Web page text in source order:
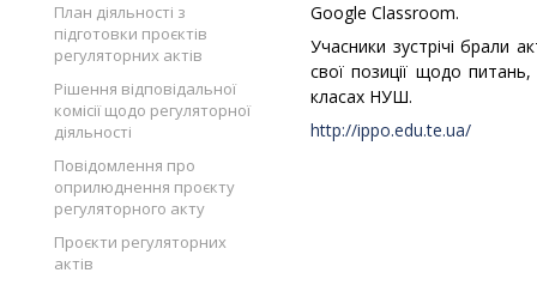
План діяльності з
підготовки проєктів
регуляторних актів
Рішення відповідальної
комісії щодо регуляторної
діяльності
Повідомлення про
оприлюднення проєкту
регуляторного акту
Проєкти регуляторних
актів
Google Classroom.
Учасники зустрічі брали
свої позиції щодо
класах НУШ.
http://ippo.edu.te.ua/